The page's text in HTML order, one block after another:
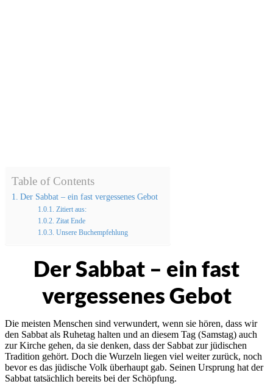
Table of Contents
Der Sabbat – ein fast vergessenes Gebot
Zitiert aus:
Zitat Ende
Unsere Buchempfehlung
Der Sabbat – ein fast
vergessenes Gebot
Die meisten Menschen sind verwundert, wenn sie hören, dass wir
den Sabbat als Ruhetag halten und an diesem Tag (Samstag) auch
zur Kirche gehen, da sie denken, dass der Sabbat zur jüdischen
Tradition gehört. Doch die Wurzeln liegen viel weiter zurück, noch
bevor es das jüdische Volk überhaupt gab. Seinen Ursprung hat der
Sabbat tatsächlich bereits bei der Schöpfung.